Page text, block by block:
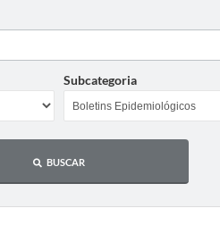
Subcategoria
BUSCAR